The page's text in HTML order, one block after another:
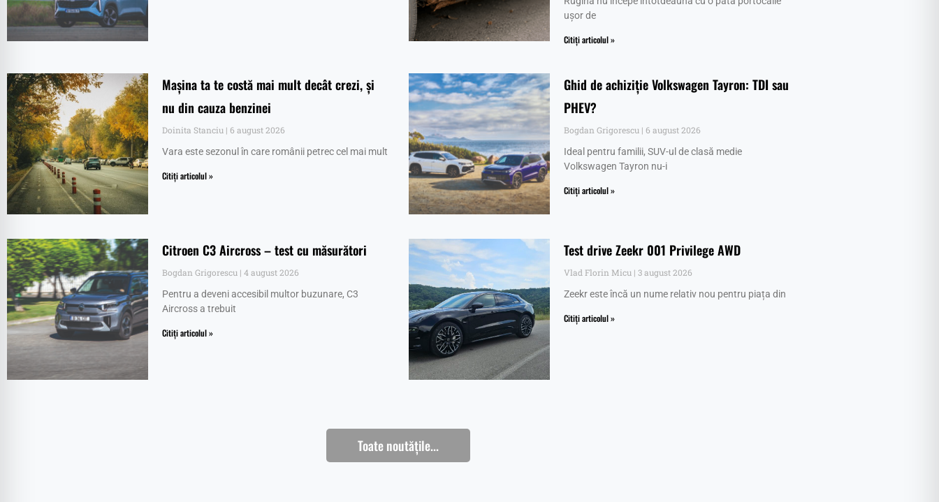
ușor de
Citiți articolul »
Mașina ta te costă mai mult decât crezi, și
nu din cauza benzinei
Doinita Stanciu
6 august 2026
Vara este sezonul în care românii petrec cel mai mult
Citiți articolul »
Ghid de achiziție Volkswagen Tayron: TDI sau
PHEV?
Bogdan Grigorescu
6 august 2026
Ideal pentru familii, SUV-ul de clasă medie
Volkswagen Tayron nu-i
Citiți articolul »
Citroen C3 Aircross – test cu măsurători
Bogdan Grigorescu
4 august 2026
Pentru a deveni accesibil multor buzunare, C3
Aircross a trebuit
Citiți articolul »
Test drive Zeekr 001 Privilege AWD
Vlad Florin Micu
3 august 2026
Zeekr este încă un nume relativ nou pentru piața din
Citiți articolul »
Toate noutățile...